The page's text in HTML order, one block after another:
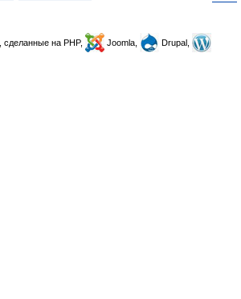
, сделанные на PHP, Joomla,
Drupal,